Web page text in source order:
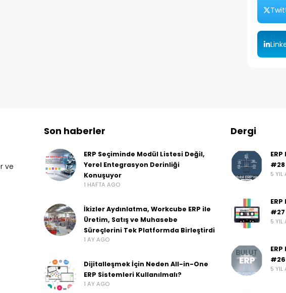
ve
Son haberler
ERP Seçiminde Modül Listesi Değil,
Yerel Entegrasyon Derinliği
Konuşuyor
1 HAFTA AGO
İkizler Aydınlatma, Workcube ERP ile
Üretim, Satış ve Muhasebe
Süreçlerini Tek Platformda Birleştirdi
1 AY AGO
Dijitalleşmek İçin Neden All-in-One
ERP Sistemleri Kullanılmalı?
1 AY AGO
Dergi
#28
5 YIL
#27
5 YIL
#26
5 YIL